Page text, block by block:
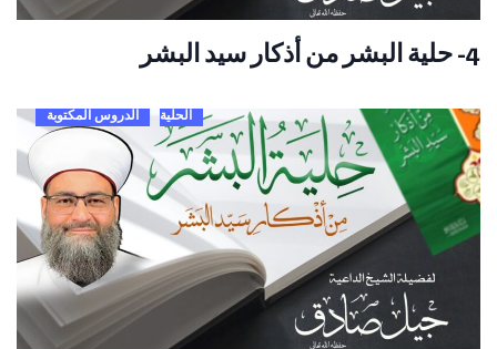
4- حلية البشر من أذكار سيد البشر
الحلية الدروس المكتوبة